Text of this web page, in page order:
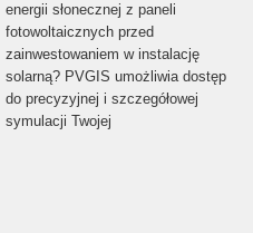
energii słonecznej z paneli
fotowoltaicznych przed
zainwestowaniem w instalację
solarną? PVGIS umożliwia dostęp
do precyzyjnej i szczegółowej
symulacji Twojej